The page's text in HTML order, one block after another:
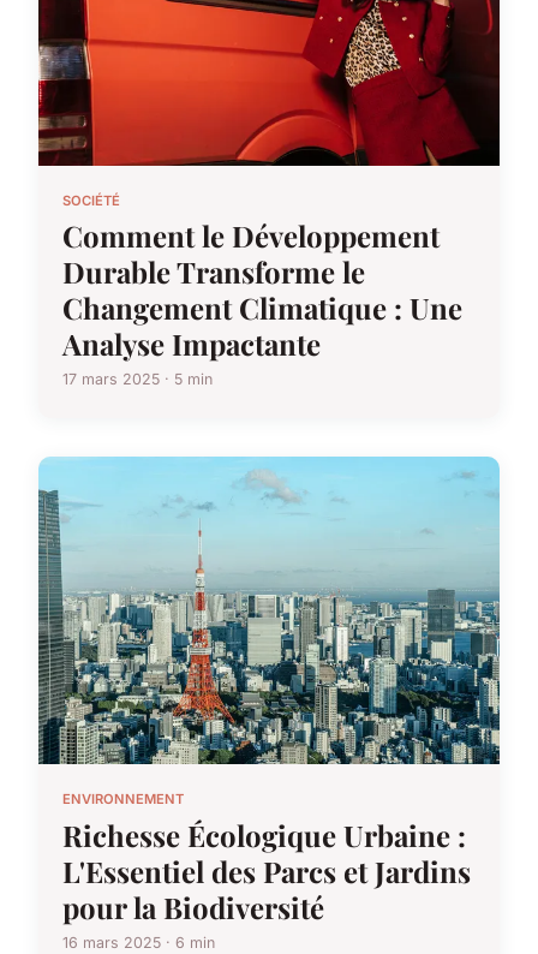
SOCIÉTÉ
Comment le Développement
Durable Transforme le
Changement Climatique : Une
Analyse Impactante
17 mars 2025 · 5 min
ENVIRONNEMENT
Richesse Écologique Urbaine :
L'Essentiel des Parcs et Jardins
pour la Biodiversité
16 mars 2025 · 6 min